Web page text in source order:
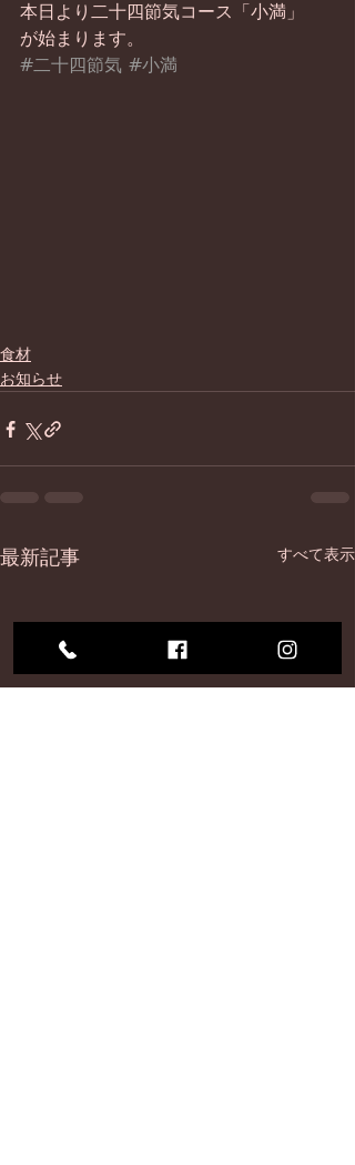
本日より二十四節気コース「小満」
が始まります。
#二十四節気 #小満
食材
お知らせ
最新記事 すべて表示